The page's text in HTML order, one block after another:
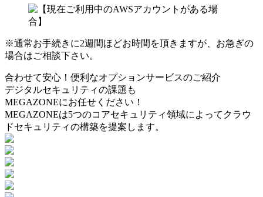
※通常お手続きに2週間ほどお時間を頂きますが、お急ぎの
場合はご相談下さい。
合わせて安心！便利なオプションサービスのご紹介
デジタルセキュリティの課題も
MEGAZONEにお任せください！
MEGAZONEは5つのコアセキュリティ領域によってクラウ
ドセキュリティの構築を提案します。